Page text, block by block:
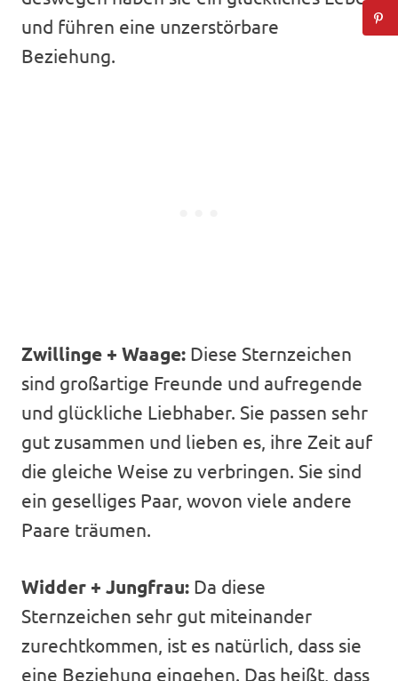
und führen eine unzerstörbare
Beziehung.
Zwillinge + Waage: Diese Sternzeichen
sind großartige Freunde und aufregende
und glückliche Liebhaber. Sie passen sehr
gut zusammen und lieben es, ihre Zeit auf
die gleiche Weise zu verbringen. Sie sind
ein geselliges Paar, wovon viele andere
Paare träumen.
Widder + Jungfrau: Da diese
Sternzeichen sehr gut miteinander
zurechtkommen, ist es natürlich, dass sie
eine Beziehung eingehen. Das heißt, dass